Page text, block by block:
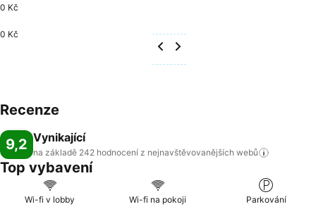
0 Kč
0 Kč
Recenze
9,2 Vynikající
na základě 242 hodnocení z nejnavštěvovanějších webů
Top vybavení
Wi-fi v lobby Wi-fi na pokoji Parkování